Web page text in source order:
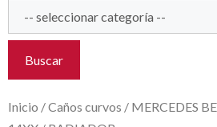
Buscar
Inicio /Caños curvos / MERCEDES